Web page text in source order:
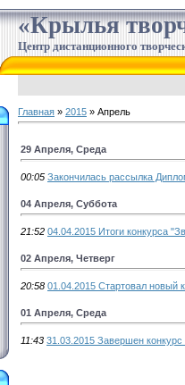
«Крылья
Центр дистанционного
Главная » 2015 » Апрель
29 Апреля, Среда
00:05 Закончилась рассылка
04 Апреля, Суббота
21:52 04.04.2015 Итоги конкурса
02 Апреля, Четверг
20:58 01.04.2015 Стартовал новый
01 Апреля, Среда
11:43 31.03.2015 Завершен